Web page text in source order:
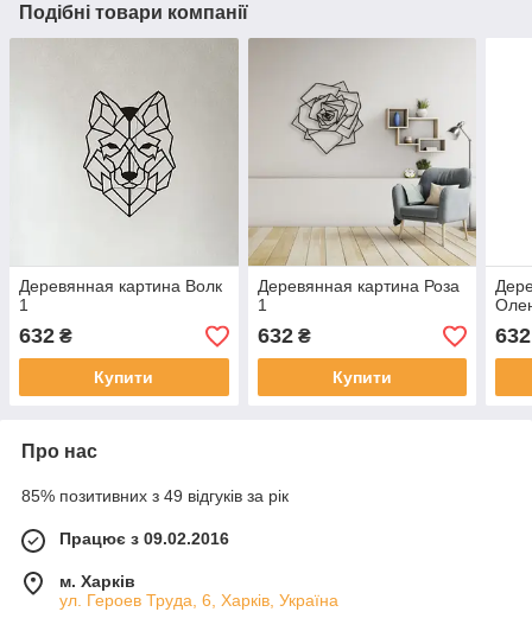
Подібні товари компанії
Деревянная картина Волк
1
632 ₴
Купити
Деревянная картина Роза
1
632₴
Купити
632
Про нас
85% позитивних з 49 відгуків за рік
Працює з 09.02.2016
м. Харків
ул. Героев Труда, 6, Харків, Україна